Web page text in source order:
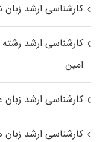
کارشناسی ارشد
کارشناسی ارشد
اﻣﻴﻦ
کارشناسی ارشد زبان
کارشناسی ارشد زبان‌